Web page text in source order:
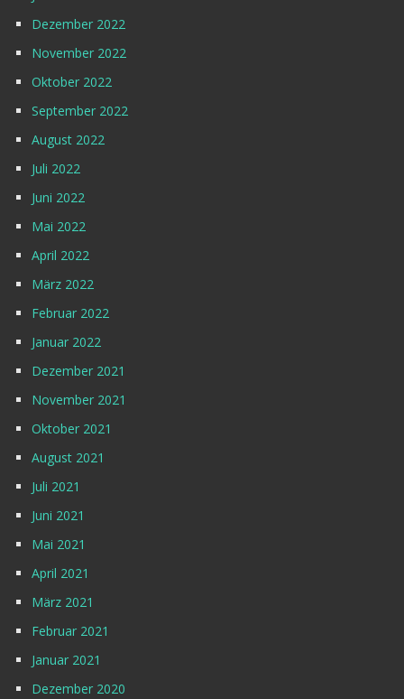
Dezember 2022
November 2022
Oktober 2022
September 2022
August 2022
Juli 2022
Juni 2022
Mai 2022
April 2022
März 2022
Februar 2022
Januar 2022
Dezember 2021
November 2021
Oktober 2021
August 2021
Juli 2021
Juni 2021
Mai 2021
April 2021
März 2021
Februar 2021
Januar 2021
Dezember 2020